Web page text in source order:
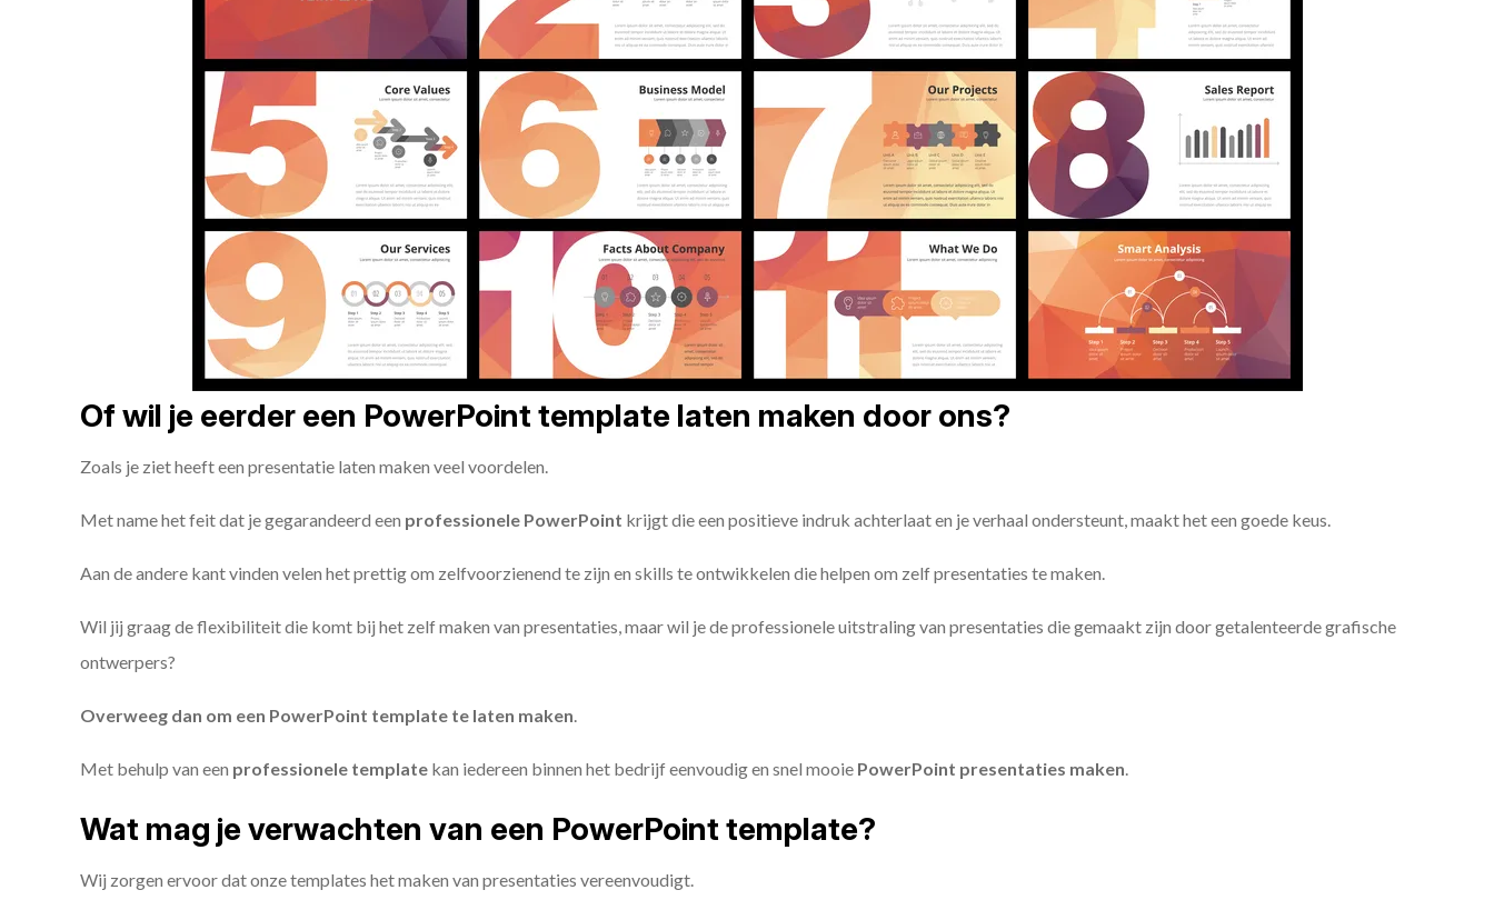
Of wil je eerder een PowerPoint template laten maken door ons?
Zoals je ziet heeft een presentatie laten maken veel voordelen.
Met name het feit dat je gegarandeerd een professionele PowerPoint krijgt die een positieve indruk achterlaat en je verhaal ondersteunt, maakt het een goede keus.
Aan de andere kant vinden velen het prettig om zelfvoorzienend te zijn en skills te ontwikkelen die helpen om zelf presentaties te maken.
Wil jij graag de flexibiliteit die komt bij het zelf maken van presentaties, maar wil je de professionele uitstraling van presentaties die gemaakt zijn door getalenteerde grafische
ontwerpers?
Overweeg dan om een PowerPoint template te laten maken.
Met behulp van een professionele template kan iedereen binnen het bedrijf eenvoudig en snel mooie PowerPoint presentaties maken.
Wat mag je verwachten van een PowerPoint template?
Wij zorgen ervoor dat onze templates het maken van presentaties vereenvoudigt.